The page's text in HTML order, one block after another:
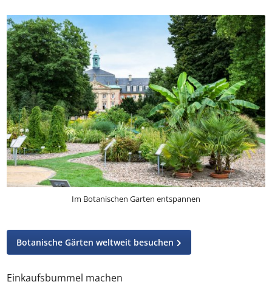
Im Botanischen Garten entspannen
Botanische Gärten weltweit besuchen
Einkaufsbummel machen